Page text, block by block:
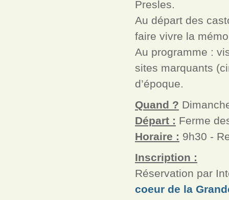
Presles.
Au départ des
faire vivre la
Au programme :
sites marquants
d’époque.
Quand ?
Départ : Ferme
Horaire : 9h30 -
Inscription :
Réservation par
coeur de la